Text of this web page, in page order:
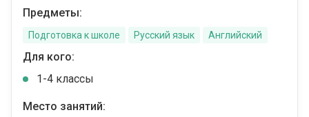
Предметы:
Подготовка к школе Русский язык Английский
Для кого:
1-4 классы
Место занятий: